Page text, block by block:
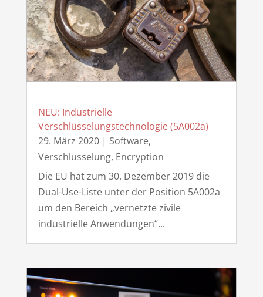
NEU: Industrielle
Verschlüsselungstechnologie (5A002a)
29. März 2020| Software,
Verschlüsselung, Encryption
Die EU hat zum 30. Dezember 2019 die
Dual-Use-Liste unter der Position 5A002a
um den Bereich „vernetzte zivile
industrielle Anwendungen“...